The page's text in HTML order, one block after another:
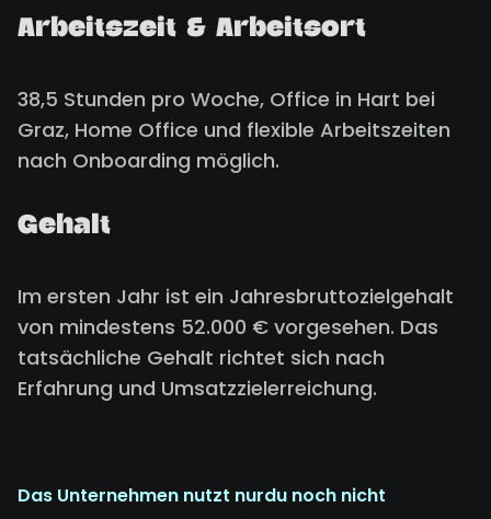
Arbeitszeit & Arbeitsort
38,5 Stunden pro Woche, Office in Hart bei
Graz, Home Office und flexible Arbeitszeiten
nach Onboarding möglich.
Gehalt
Im ersten Jahr ist ein Jahresbruttozielgehalt
von mindestens 52.000 € vorgesehen. Das
tatsächliche Gehalt richtet sich nach
Erfahrung und Umsatzzielerreichung.
Das Unternehmen nutzt nurdu noch nicht